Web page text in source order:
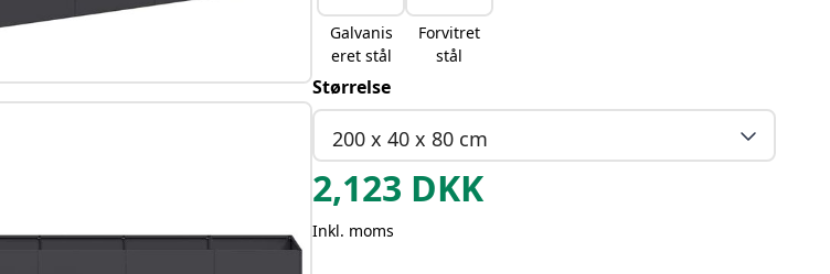
Galvanis
eret stål
Forvitret
stål
Størrelse
200 x 40 x 80 cm
2,123 DKK
Inkl. moms